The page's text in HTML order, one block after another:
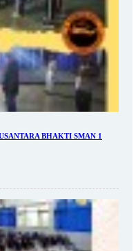
BHAKTI SMAN 1